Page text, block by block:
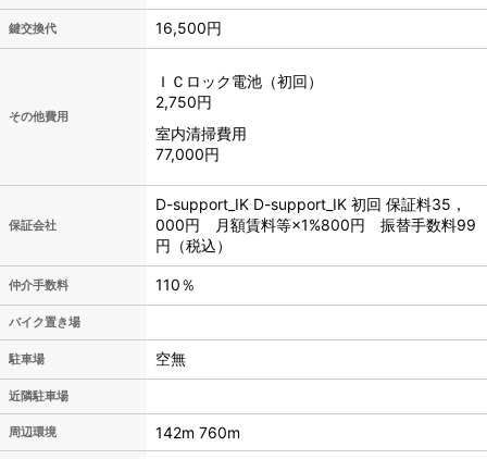
鍵交換代 16,500円
その他費用
ＩＣロック電池（初回）
2,750円
室内清掃費用
77,000円
保証会社
D-support_IK D-support_IK 初回 保証料35，
000円 月額賃料等×1%800円 振替手数料99
円（税込）
仲介手数料 110％
バイク置き場
駐車場 空無
近隣駐車場
周辺環境 142m 760m